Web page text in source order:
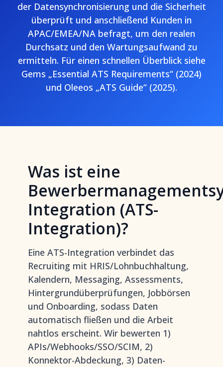
der Datensynchronisierung und die Sicherheit
überprüft und anschließend Kunden in
APAC/EMEA/NA befragt, um den realen
Durchsatz und den Wartungsaufwand zu
ermitteln. Für einen schnellen Überblick siehe
Gems „Essential ATS Requirements“ (2024)
und Oleeos „ATS Guide“ (2025).
Was ist eine
Integration (ATS-
Integration)?
Eine ATS-Integration verbindet das
Recruiting mit HRIS/Lohnbuchhaltung,
Kalendern, Messaging, Assessments,
Hintergrundüberprüfungen, Jobbörsen
und Onboarding, sodass Daten
automatisch fließen und die Arbeit
nahtlos erscheint. Wir bewerten 1)
APIs/Webhooks/SSO/SCIM, 2)
Konnektor-Abdeckung, 3) Daten-